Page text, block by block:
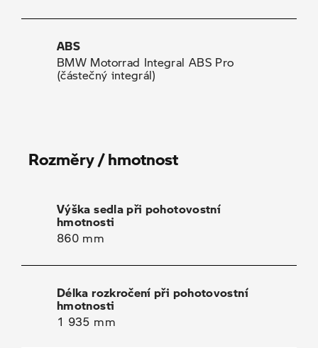
ABS
BMW Motorrad Integral ABS Pro
(částečný integrál)
Rozměry / hmotnost
Výška sedla při pohotovostní
hmotnosti
860 mm
Délka rozkročení při pohotovostní
hmotnosti
1 935 mm